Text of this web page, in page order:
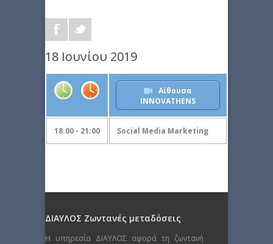
18 Ιουνίου 2019
Αίθουσα
INNOVATHENS
18:00 - 21:00 Social Media Marketing
ΔΙΑΥΛΟΣ Ζωντανές μεταδόσεις
Η υπηρεσία ΔΙΑΥΛΟΣ αφορά τη ζωντανή